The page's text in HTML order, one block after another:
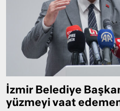
İzmir Belediye
yüzmeyi vaat